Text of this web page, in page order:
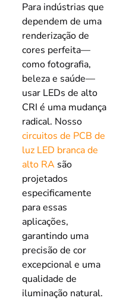
Para indústrias que
dependem de uma
renderização de
cores perfeita—
como fotografia,
beleza e saúde—
usar LEDs de alto
CRI é uma mudança
radical. Nosso
circuitos de PCB de
luz LED branca de
alto RAsão
projetados
especificamente
para essas
aplicações,
garantindo uma
precisão de cor
excepcional e uma
qualidade de
iluminação natural.